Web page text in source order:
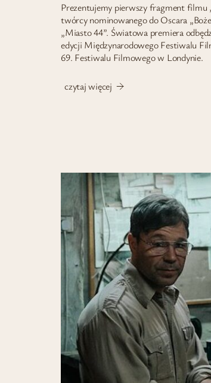
Prezentujemy pierwszy fragment filmu
twórcy nominowanego do Oscara
„Miasto 44”. Światowa premiera
edycji Międzynarodowego Festiwalu
69. Festiwalu Filmowego w Londynie.
czytaj więcej